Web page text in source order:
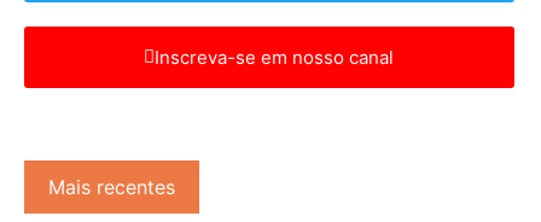
Inscreva-se em nosso canal
Mais recentes